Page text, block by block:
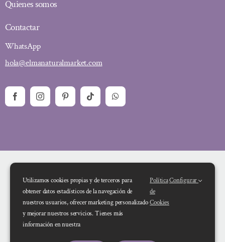
Quienes somos
Contactar
WhatsApp
hola@elmanaturalmarket.com
Financiado por la Unión Europea – NextGenerationEU. Sin embargo, los
Utilizamos cookies propias y de terceros para
obtener datos estadísticos de la navegación de
nuestros usuarios, ofrecer marketing personalizado
y mejorar nuestros servicios. Tienes más
información en nuestra
Política
de
Cookies
Configurar